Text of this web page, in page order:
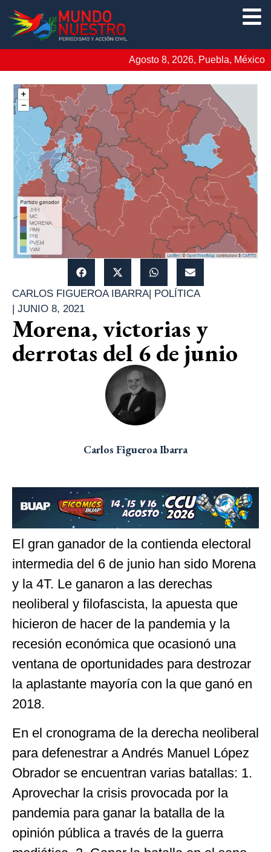
Agosto 8, 2026, Puebla, México
CARLOS FIGUEROA IBARRA| POLÍTICA
| JUNIO 8, 2021
Morena, victorias y
derrotas del 6 de junio
Carlos Figueroa Ibarra
El gran ganador de la contienda electoral
intermedia del 6 de junio han sido Morena
y la 4T. Le ganaron a las derechas
neoliberal y filofascista, la apuesta que
hicieron de hacer de la pandemia y la
recesión económica que ocasionó una
ventana de oportunidades para destrozar
la aplastante mayoría con la que ganó en
2018.
En el cronograma de la derecha neoliberal
para defenestrar a Andrés Manuel López
Obrador se encuentran varias batallas: 1.
Aprovechar la crisis provocada por la
pandemia para ganar la batalla de la
opinión pública a través de la guerra